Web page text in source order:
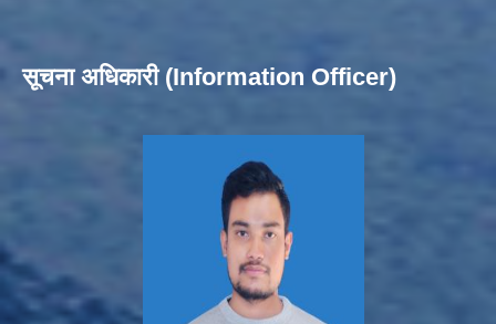
सूचना अधिकारी (Information Officer)